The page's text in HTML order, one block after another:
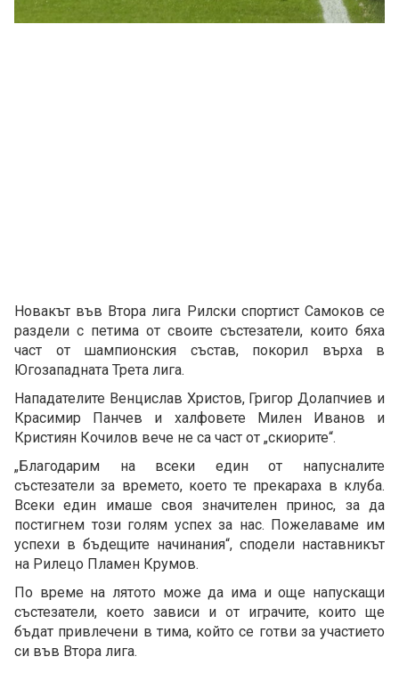
Новакът във Втора лига Рилски спортист Самоков се
раздели с петима от своите състезатели, които бяха
част от шампионския състав, покорил върха в
Югозападната Трета лига.
Нападателите Венцислав Христов, Григор Долапчиев и
Красимир Панчев и халфовете Милен Иванов и
Кристиян Кочилов вече не са част от „скиорите“.
„Благодарим на всеки един от напусналите
състезатели за времето, което те прекараха в клуба.
Всеки един имаше своя значителен принос, за да
постигнем този голям успех за нас. Пожелаваме им
успехи в бъдещите начинания“, сподели наставникът
на Рилецо Пламен Крумов.
По време на лятото може да има и още напускащи
състезатели, което зависи и от играчите, които ще
бъдат привлечени в тима, който се готви за участието
си във Втора лига.